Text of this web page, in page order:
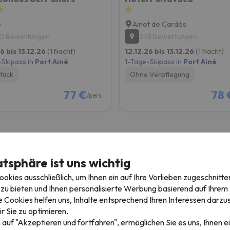
Bewertungen
bis 13.12.26 (1 Nacht)
in Port Ainé
77 €/pers.
Ainet de Cardós
9
278 Bewertungen
12.12.26 bis 13.12.26 (1 Nacht)
1-Tage-Skipass in Port Ainé
Ohne Verpflegung
78
Skiurlaub über Weihnachten
4 Nächte + 3 Tage Skipass
174 €
3
ist uns wichtig
ausschließlich, um Ihnen ein auf Ihre Vorlieben
bieten und Ihnen personalisierte Werbung basierend auf Ihrem
Cookies helfen uns, Inhalte entsprechend Ihren Interessen
Sie zu optimieren.
auf "Akzeptieren und fortfahren", ermöglichen Sie es uns, Ihnen